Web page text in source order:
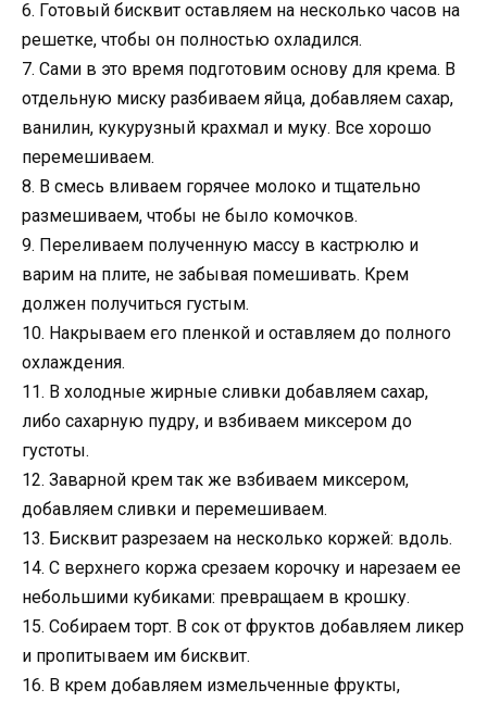
6. Готовый бисквит оставляем на несколько часов на
решетке, чтобы он полностью охладился.
7. Сами в это время подготовим основу для крема. В
отдельную миску разбиваем яйца, добавляем сахар,
ванилин, кукурузный крахмал и муку. Все хорошо
перемешиваем.
8. В смесь вливаем горячее молоко и тщательно
размешиваем, чтобы не было комочков.
9. Переливаем полученную массу в кастрюлю и
варим на плите, не забывая помешивать. Крем
должен получиться густым.
10. Накрываем его пленкой и оставляем до полного
охлаждения.
11. В холодные жирные сливки добавляем сахар,
либо сахарную пудру, и взбиваем миксером до
густоты.
12. Заварной крем так же взбиваем миксером,
добавляем сливки и перемешиваем.
13. Бисквит разрезаем на несколько коржей: вдоль.
14. С верхнего коржа срезаем корочку и нарезаем ее
небольшими кубиками: превращаем в крошку.
15. Собираем торт. В сок от фруктов добавляем ликер
и пропитываем им бисквит.
16. В крем добавляем измельченные фрукты,